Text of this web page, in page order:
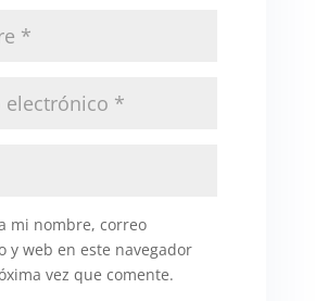
mi nombre, correo
y web en este navegador
vez que comente.